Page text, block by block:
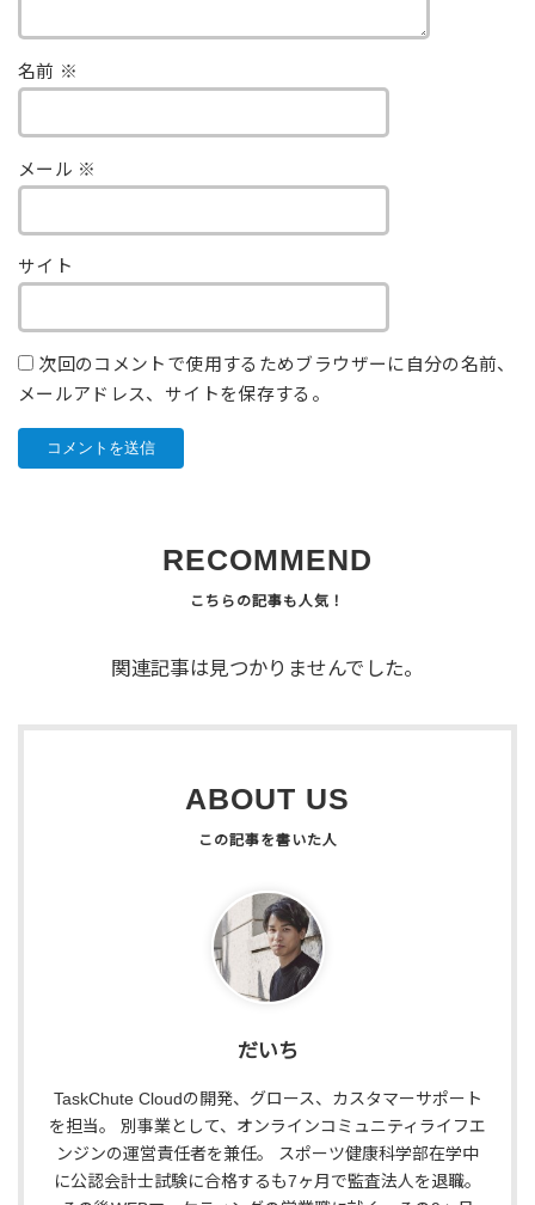
名前 ※
メール ※
サイト
次回のコメントで使用するためブラウザーに自分の名前、
メールアドレス、サイトを保存する。
RECOMMEND
関連記事は見つかりませんでした。
ABOUT US
だいち
TaskChute Cloudの開発、グロース、カスタマーサポート
を担当。 別事業として、オンラインコミュニティライフエ
ンジンの運営責任者を兼任。 スポーツ健康科学部在学中
に公認会計士試験に合格するも7ヶ月で監査法人を退職。